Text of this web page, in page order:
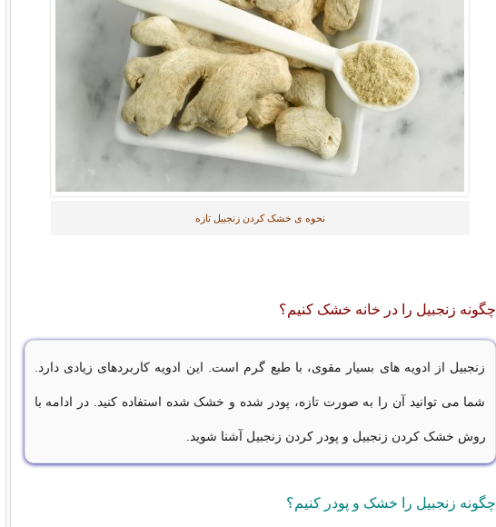
نحوه ی خشک کردن زنجبیل تازه
چگونه زنجبیل را در خانه خشک کنیم؟
زنجبیل از ادویه های بسیار مقوی، با طبع گرم است. این ادویه کاربردهای زیادی دارد.
شما می توانید آن را به صورت تازه، پودر شده و خشک شده استفاده کنید. در ادامه با
روش خشک کردن زنجبیل و پودر کردن زنجبیل آشنا شوید.
چگونه زنجبیل را خشک و پودر کنیم؟